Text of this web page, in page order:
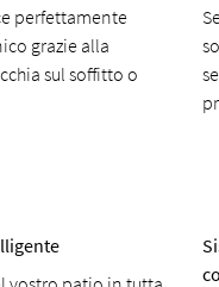
perfettamente
grazie alla
sul soffitto o